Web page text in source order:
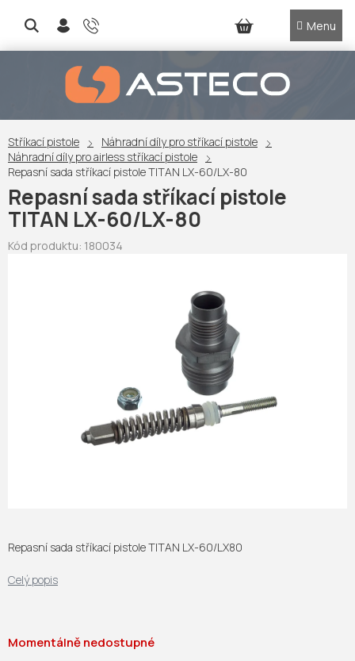
NÁKUPNÍ
KOŠÍK
Repasní sada stříkací pistole
TITAN LX-60/LX-80
Kód produktu: 180034
Momentálně nedostupné
Repasní sada stříkací pistole TITAN LX-60/LX80
Celý popis
Stříkací pistole
Náhradní díly pro stříkací pistole
Náhradní díly pro airless stříkací pistole
Repasní sada stříkací pistole TITAN LX-60/LX-80